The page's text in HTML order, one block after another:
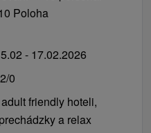
Poloha
- 17.02.2026
2/0
friendly hoteli,
a relax